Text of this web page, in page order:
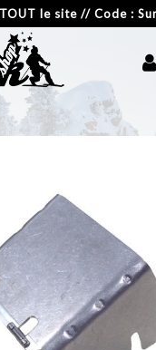
le site // Code :